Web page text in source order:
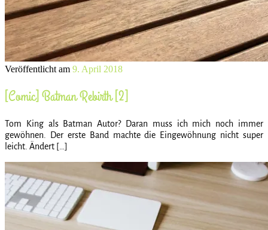
Veröffentlicht am 9. April 2018
[Comic] Batman Rebirth [2]
Tom King als Batman Autor? Daran muss ich mich noch immer
gewöhnen. Der erste Band machte die Eingewöhnung nicht super
leicht. Ändert […]